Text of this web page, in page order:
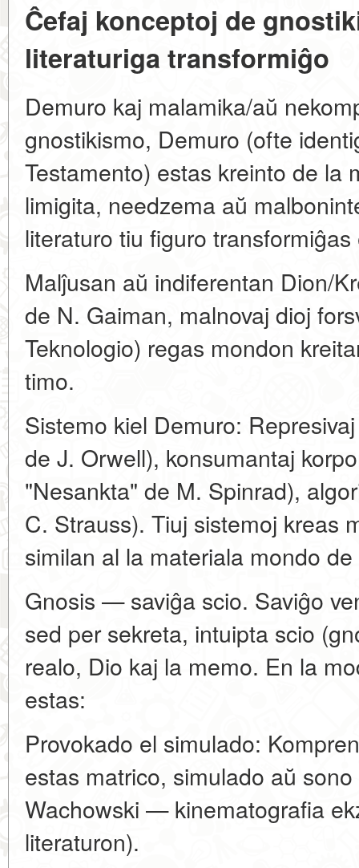
Ĉefaj konceptoj de
literaturiga transformiĝo
Demuro kaj malamika/aŭ
gnostikismo, Demuro (ofte
Testamento) estas kreinto de la
limigita, needzema aŭ
literaturo tiu figuro transformiĝas
Malĵusan aŭ indiferentan Dion/
de N. Gaiman, malnovaj dioj
Teknologio) regas mondon
timo.
Sistemo kiel Demuro:
de J. Orwell), konsumantaj
"Nesankta" de M. Spinrad),
C. Strauss). Tiuj sistemoj kreas
similan al la materiala mondo
Gnosis — saviĝa scio. Saviĝo
sed per sekreta, intuipta scio
realo, Dio kaj la memo. En la
estas:
Provokado el simulado:
estas matrico, simulado aŭ
Wachowski — kinematografia
literaturon).